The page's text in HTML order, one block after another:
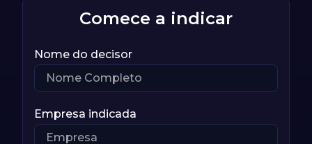
Comece a indicar
Nome do decisor
Empresa indicada